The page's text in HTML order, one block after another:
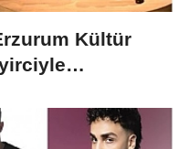
Kültür